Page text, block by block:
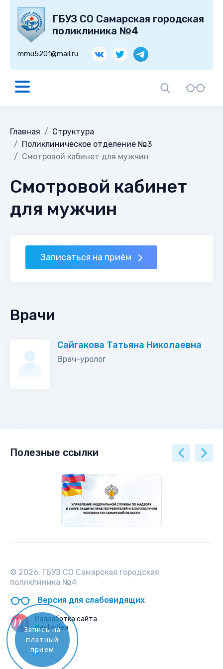
ГБУЗ СО Самарская городская
поликлиника №4
mmu5201@mail.ru
Главная
Структура
Поликлиническое отделение №3
Смотровой кабинет для мужчин
Смотровой кабинет
для мужчин
Записаться на приём
Врачи
Сайгакова Татьяна Николаевна
Врач-уролог
Полезные ссылки
© 2026. ГБУЗ СО Самарская городская
поликлиника №4
Версия для слабовидящих
Разработка сайта
mediadiea
Запись на
платный
прием